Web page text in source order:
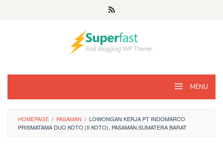
MENU
HOMEPAGE / PASAMAN / LOWONGAN KERJA PT INDOMARCO
PRISMATAMA DUO KOTO (II KOTO), PASAMAN,SUMATERA BARAT